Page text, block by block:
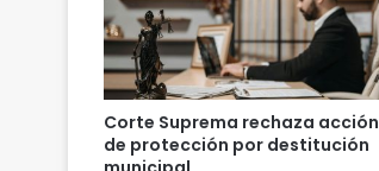
d
t
r
a
s
a
c
Corte Suprema rechaza acción
de protección por destitución